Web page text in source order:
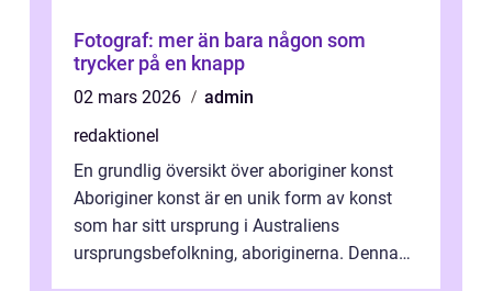
Fotograf: mer än bara någon som
trycker på en knapp
02 mars 2026
admin
redaktionel
En grundlig översikt över aboriginer konst
Aboriginer konst är en unik form av konst
som har sitt ursprung i Australiens
ursprungsbefolkning, aboriginerna. Denna